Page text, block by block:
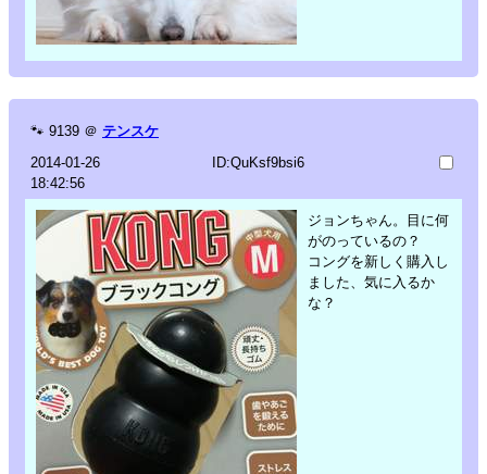
🐾 9139 ＠ テンスケ
2014-01-26
18:42:56
ID:QuKsf9bsi6
ジョンちゃん。目に何
がのっているの？
コングを新しく購入し
ました、気に入るか
な？